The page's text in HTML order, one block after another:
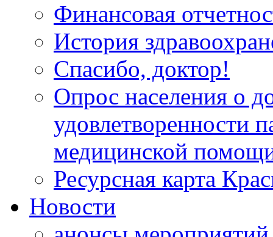
Финансовая
История
Спасибо, доктор!
Опрос населения о
удовлетворенности
медицинской
Ресурсная карта
Новости